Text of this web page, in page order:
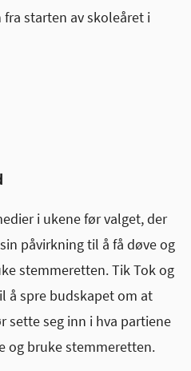
starten av skoleåret i
i ukene før valget, der
påvirkning til å få døve og
stemmeretten. Tik Tok og
å spre budskapet om at
seg inn i hva partiene
og bruke stemmeretten.